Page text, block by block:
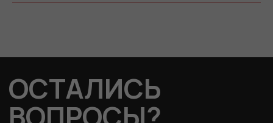
Made on